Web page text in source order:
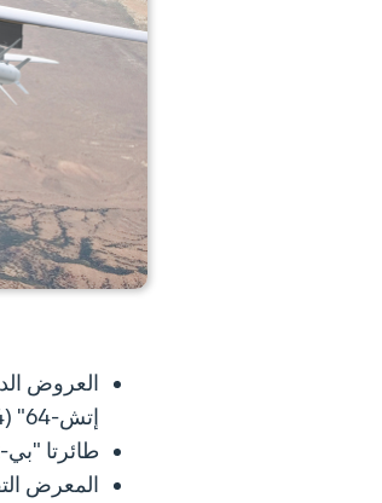
إتش-64" (AH-64) وشينوك (Chinook)
طائرتا "بي-52" (B-52) و"بي-8 إيه" (P-8A) تشاركان في العرض الجوي